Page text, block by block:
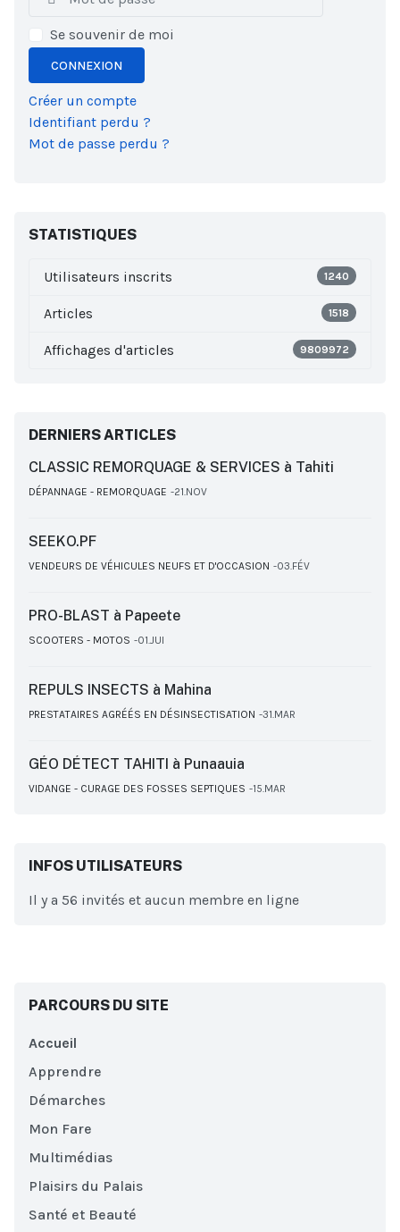
Se souvenir de moi
CONNEXION
Créer un compte
Identifiant perdu ?
Mot de passe perdu ?
STATISTIQUES
Utilisateurs inscrits 1240
Articles 1518
Affichages d'articles 9809972
DERNIERS ARTICLES
CLASSIC REMORQUAGE & SERVICES à Tahiti
DÉPANNAGE - REMORQUAGE 21.NOV
SEEKO.PF
VENDEURS DE VÉHICULES NEUFS ET D'OCCASION 03.FÉV
PRO-BLAST à Papeete
SCOOTERS - MOTOS 01.JUI
REPULS INSECTS à Mahina
PRESTATAIRES AGRÉÉS EN DÉSINSECTISATION 31.MAR
GÉO DÉTECT TAHITI à Punaauia
VIDANGE - CURAGE DES FOSSES SEPTIQUES 15.MAR
INFOS UTILISATEURS
Il y a 56 invités et aucun membre en ligne
PARCOURS DU SITE
Accueil
Apprendre
Démarches
Mon Fare
Multimédias
Plaisirs du Palais
Santé et Beauté